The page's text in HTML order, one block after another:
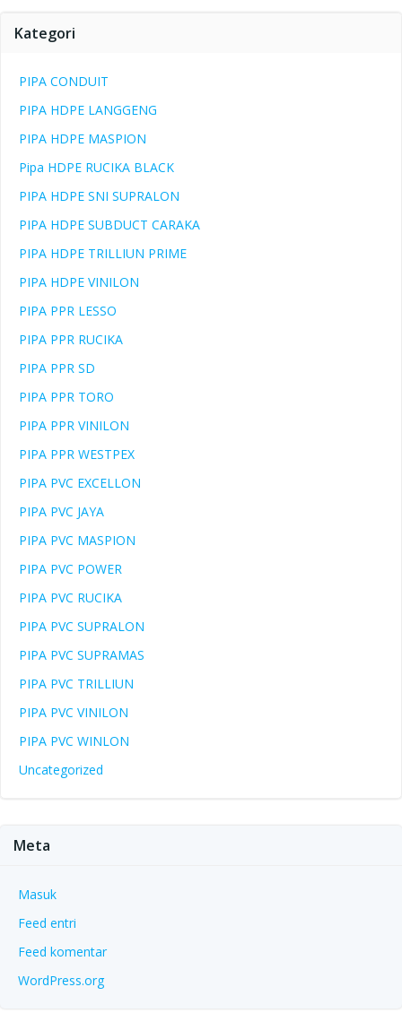
Kategori
PIPA CONDUIT
PIPA HDPE LANGGENG
PIPA HDPE MASPION
Pipa HDPE RUCIKA BLACK
PIPA HDPE SNI SUPRALON
PIPA HDPE SUBDUCT CARAKA
PIPA HDPE TRILLIUN PRIME
PIPA HDPE VINILON
PIPA PPR LESSO
PIPA PPR RUCIKA
PIPA PPR SD
PIPA PPR TORO
PIPA PPR VINILON
PIPA PPR WESTPEX
PIPA PVC EXCELLON
PIPA PVC JAYA
PIPA PVC MASPION
PIPA PVC POWER
PIPA PVC RUCIKA
PIPA PVC SUPRALON
PIPA PVC SUPRAMAS
PIPA PVC TRILLIUN
PIPA PVC VINILON
PIPA PVC WINLON
Uncategorized
Meta
Masuk
Feed entri
Feed komentar
WordPress.org